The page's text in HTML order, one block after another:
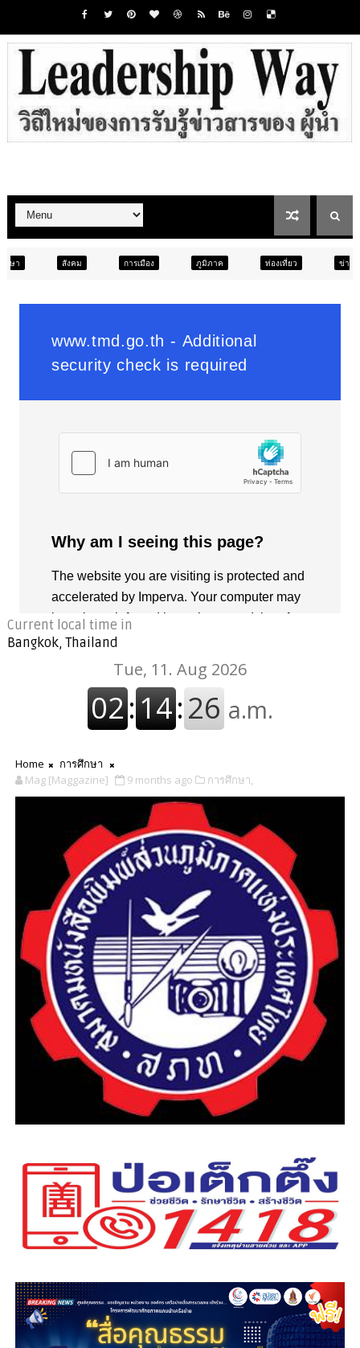
ภูมิภาค ท่องเที่ยว ข่าวเด่น
Current local time in
Bangkok, Thailand
Home
การศึกษา
Mag [Maggazine]
9 months ago การศึกษา,